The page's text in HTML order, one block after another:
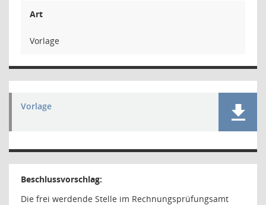
Art
Vorlage
Vorlage
Beschlussvorschlag:
Die frei werdende Stelle im Rechnungsprüfungsamt